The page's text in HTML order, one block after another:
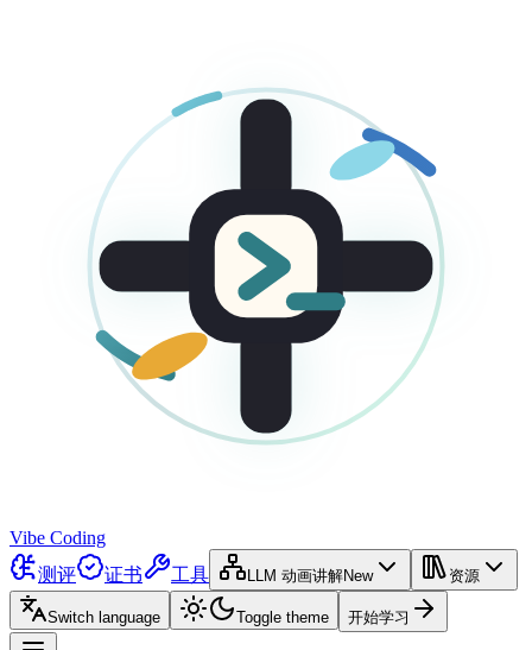
Vibe Coding
测评
证书 工具 LLM 动画讲解New 资源
Switch language Toggle theme 开始学习